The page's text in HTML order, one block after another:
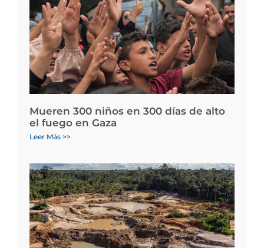
Mueren 300 niños en 300 días de alto
el fuego en Gaza
Leer Más >>